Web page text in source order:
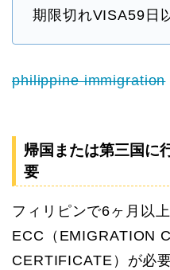
期限切れVISA59日
philippine immigration
帰国または第三国に
要
フィリピンで6ヶ月以
ECC（EMIGRATION
CERTIFICATE）が必